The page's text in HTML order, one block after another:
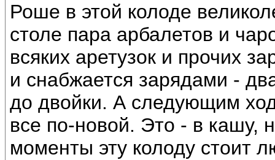
Роше в этой колоде
столе пара арбалетов и
всяких аретузок и прочих
и снабжается зарядами -
до двойки. А следующим
все по-новой. Это - в кашу,
моменты эту колоду стоит